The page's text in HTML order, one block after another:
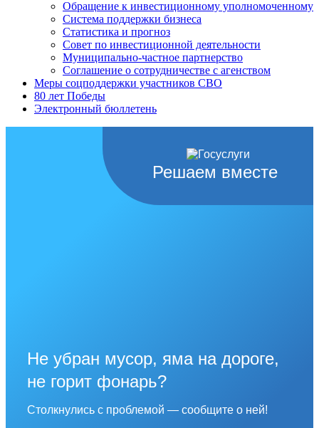
Обращение к инвестиционному уполномоченному
Система поддержки бизнеса
Статистика и прогноз
Совет по инвестиционной деятельности
Муниципально-частное партнерство
Соглашение о сотрудничестве с агенством
Меры соцподдержки участников СВО
80 лет Победы
Электронный бюллетень
Решаем вместе
Не убран мусор, яма на дороге,
не горит фонарь?
Столкнулись с проблемой — сообщите о ней!